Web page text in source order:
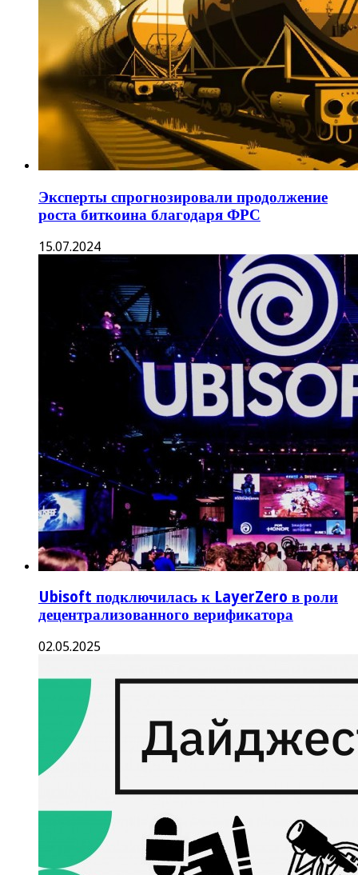
Эксперты спрогнозировали продолжение
роста биткоина благодаря ФРС
15.07.2024
Ubisoft подключилась к LayerZero в роли
децентрализованного верификатора
02.05.2025